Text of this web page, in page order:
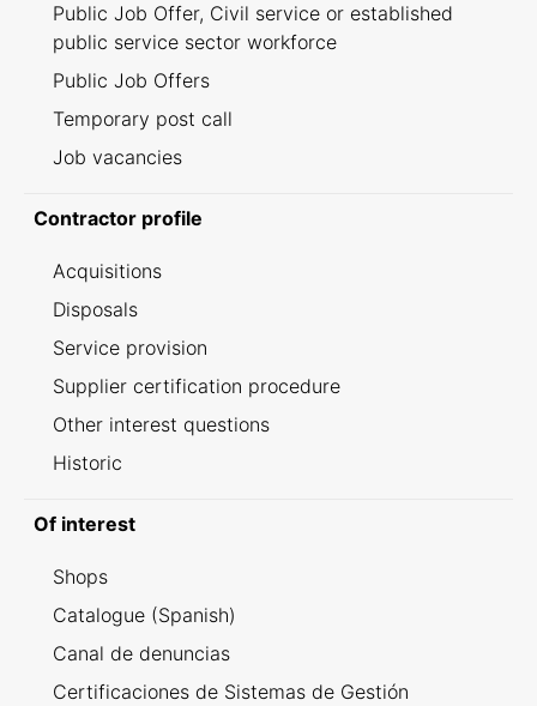
Public Job Offer, Civil service or established
public service sector workforce
Public Job Offers
Temporary post call
Job vacancies
Contractor profile
Acquisitions
Disposals
Service provision
Supplier certification procedure
Other interest questions
Historic
Of interest
Shops
Catalogue (Spanish)
Canal de denuncias
Certificaciones de Sistemas de Gestión